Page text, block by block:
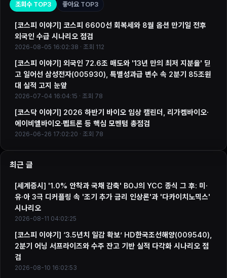
조회수 TOP3 좋아요 TOP3
[코스피 이야기] 코스피 6600선 회복세와 8월 옵션 만기일 전후
외국인 수급 시나리오 점검
2026-08-05 16:02:38 · 조회 112
[코스피 이야기] 외국인 72.6조 매도와 '13년 만의 최저 지분율' 딛
고 일어선 삼성전자(005930), 특별성과급 변수 속 2분기 85조원
대 실적 고지 눈앞
2026-07-04 16:04:15 · 조회 78
[코스닥 이야기] 2026 하반기 바이오 임상 캘린더, 리가켐바이오·
에이비엘바이오·펩트론 등 핵심 모멘텀 총점검
2026-06-26 17:02:20 · 조회 78
최근 글
[세계증시] '1.0% 안착과 국채 감축' BOJ의 YCC 종식 그 후: 미·
유·아 3극 디커플링 속 '조기 추가 금리 인상론'과 '다카이치노믹스'
시나리오
2026-08-11 04:02:25
[코스피 이야기] ‘3.5년치 일감 확보’ HD한국조선해양(009540),
2분기 어닝 서프라이즈와 수주 잔고 기반 실적 다각화 시나리오 점
검
2026-08-10 16:02:53